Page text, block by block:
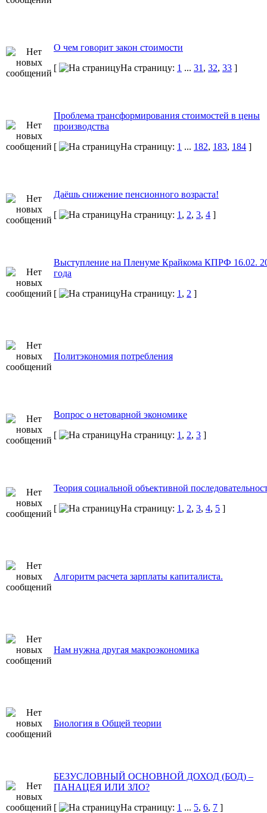
О чем говорит закон стоимости
[
На страницу: 1 ... 31 , 32, 33 ]
Проблема трансформирования стоимостей в цены
производства
[
На страницу: 1 ... 182, 183, 184 ]
Даёшь снижение пенсионного возраста!
[
На страницу: 1 , 2, 3, 4 ]
Выступление на Пленуме Крайкома КПРФ 16.02.
года
[
На страницу: 1 , 2 ]
Политэкономия потребления
Вопрос о нетоварной экономике
[
На страницу: 1 , 2, 3 ]
Теория социальной объективной
[
На страницу: 1 , 2, 3, 4, 5 ]
Алгоритм расчета зарплаты капиталиста.
Нам нужна другая макроэкономика
Биология в Общей теории
БЕЗУСЛОВНЫЙ ОСНОВНОЙ ДОХОД (БОД) –
ПАНАЦЕЯ ИЛИ ЗЛО?
[
На страницу: 1 ... 5, 6, 7 ]